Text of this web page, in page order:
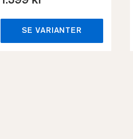
SE VARIANTER